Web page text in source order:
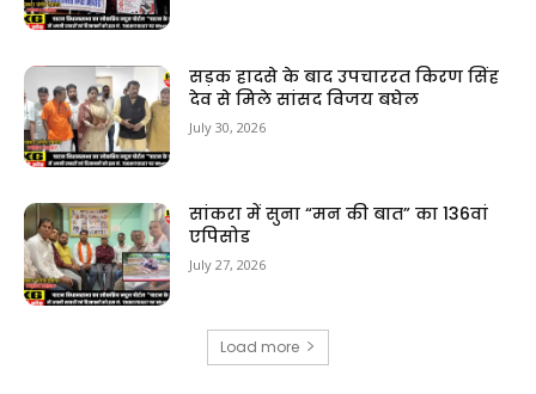
सड़क हादसे के बाद उपचाररत किरण सिंह
देव से मिले सांसद विजय बघेल
July 30, 2026
सांकरा में सुना “मन की बात” का 136वां
एपिसोड
July 27, 2026
Load more